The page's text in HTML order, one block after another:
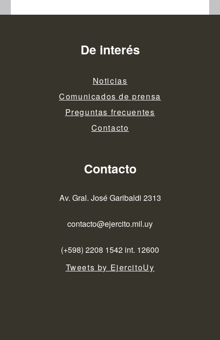
De interés
Noticias
Comunicados de prensa
Preguntas frecuentes
Contacto
Contacto
Av. Gral. José Garibaldi 2313
contacto@ejercito.mil.uy
(+598) 2208 1542 int. 12600
Tweets by EjercitoUy